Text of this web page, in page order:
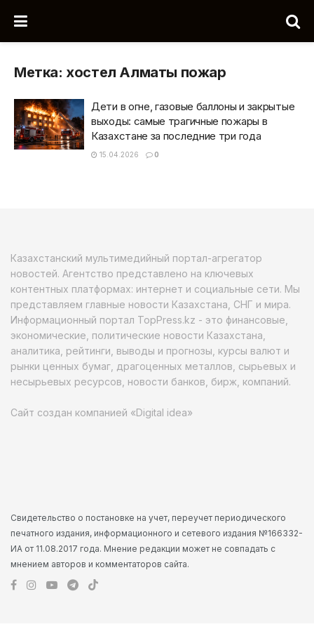
Метка: хостел Алматы пожар
Дети в огне, газовые баллоны и закрытые
выходы: самые трагичные пожары в
Казахстане за последние три года
15.04.2026 0
Казахстанский мультимедийный портал-агрегатор
новостей. Агентство представлено на ключевых
контентных платформах: интернет и социальные сети. Мы
представляем главные новости Казахстана, СНГ и мира.
Информационный портал TopPress.kz - это финансовые,
экономические, политические новости Казахстана,
аналитика, рейтинги, выводы и прогнозы, курсы валют и
рынки ценных бумаг, драгоценных металлов, сырьевых и
несырьевых ресурсов, новости банков, бирж, компаний.
Сайт создан компанией «Digital idea»
Свидетельство о постановке на учет, переучет периодического
печатного издания, информационного и сетевого издания №166332-
ИА от 11.08.2017 года. Мнение редакции может не совпадать с
мнением авторов и комментаторов сайта.